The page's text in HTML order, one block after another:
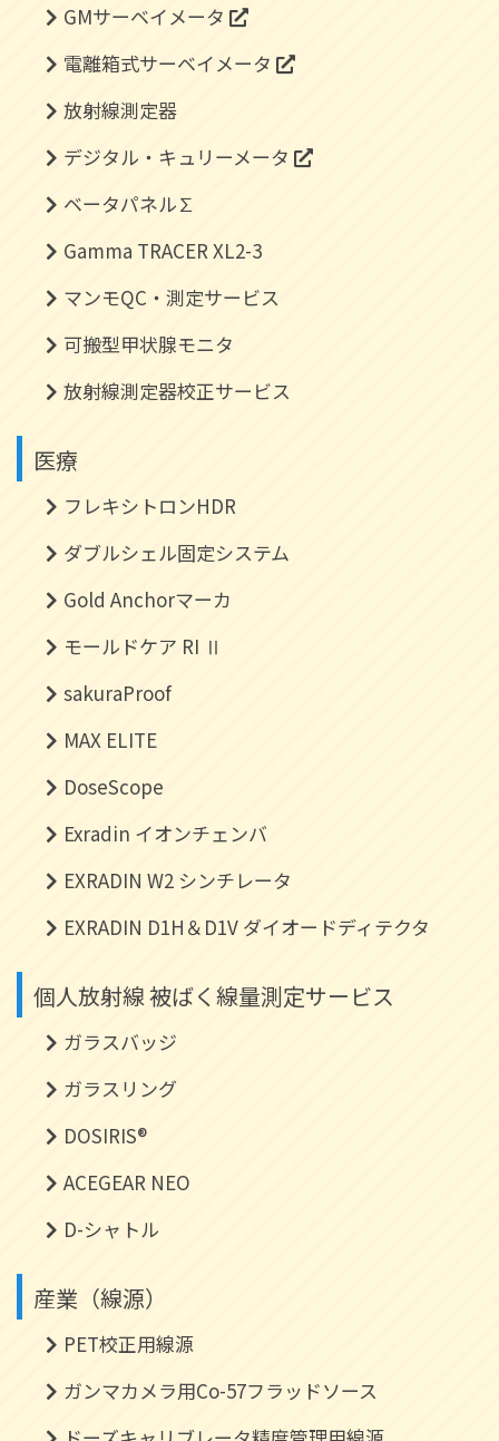
GMサーベイメータ
電離箱式サーベイメータ
放射線測定器
デジタル・キュリーメータ
ベータパネル∑
Gamma TRACER XL2-3
マンモQC・測定サービス
可搬型甲状腺モニタ
放射線測定器校正サービス
医療
フレキシトロンHDR
ダブルシェル固定システム
Gold Anchorマーカ
モールドケア RI Ⅱ
sakuraProof
MAX ELITE
DoseScope
Exradin イオンチェンバ
EXRADIN W2 シンチレータ
EXRADIN D1H＆D1V ダイオードディテクタ
個人放射線 被ばく線量測定サービス
ガラスバッジ
ガラスリング
DOSIRIS®
ACEGEAR NEO
D-シャトル
産業（線源）
PET校正用線源
ガンマカメラ用Co-57フラッドソース